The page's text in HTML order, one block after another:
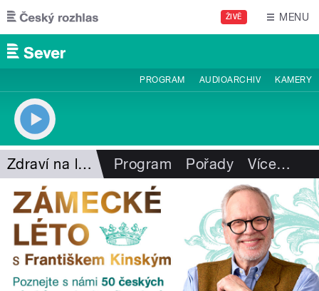
Přejít k hlavnímu obsahu
ŽIVĚ MENU
PROGRAM AUDIOARCHIV KAMERY
Zdraví na lžíci Program Pořady Více…